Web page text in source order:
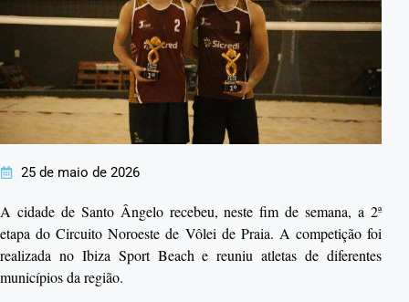
25 de maio de 2026
A cidade de Santo Ângelo recebeu, neste fim de semana, a 2ª
etapa do Circuito Noroeste de Vôlei de Praia. A competição foi
realizada no Ibiza Sport Beach e reuniu atletas de diferentes
municípios da região.